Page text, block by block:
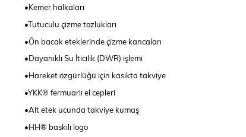
•Kemer halkaları
•Tutuculu çizme tozlukları
•Ön bacak eteklerinde çizme kancaları
•Dayanıklı Su İticilik (DWR) işlemi
•Hareket özgürlüğü için kasıkta takviye
•YKK® fermuarlı el cepleri
•Alt etek ucunda takviye kumaş
•HH® baskılı logo